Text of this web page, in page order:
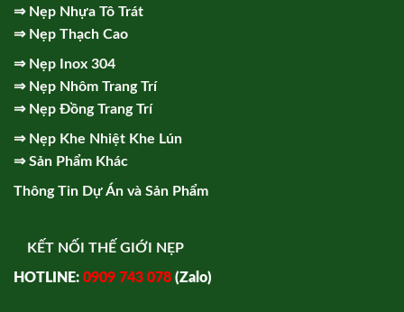
⇒ Nẹp Nhựa Tô Trát
⇒ Nẹp Thạch Cao
⇒ Nẹp Inox 304
⇒ Nẹp Nhôm Trang Trí
⇒ Nẹp Đồng Trang Trí
⇒ Nẹp Khe Nhiệt Khe Lún
⇒Sản Phẩm Khác
Thông Tin Dự Án và Sản Phẩm
KẾT NỐI THẾ GIỚI NẸP
HOTLINE: 0909 743 078 (Zalo)